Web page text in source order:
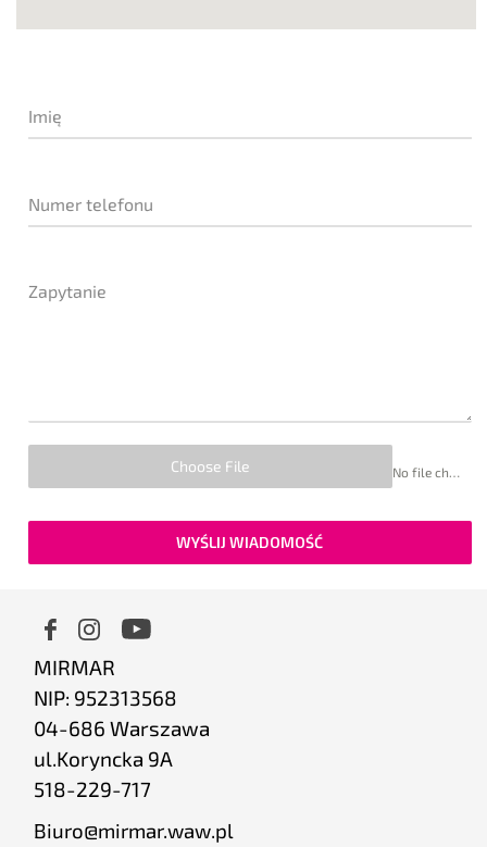
Imię
Numer telefonu
Zapytanie
Choose File No file chosen
WYŚLIJ WIADOMOŚĆ
MIRMAR
NIP: 952313568
04-686 Warszawa
ul.Koryncka 9A
518-229-717
Biuro@mirmar.waw.pl